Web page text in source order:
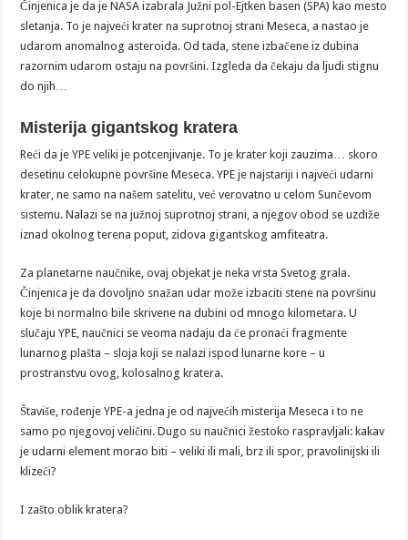
Činjenica je da je NASA izabrala Južni pol-Ejtken basen (SPA) kao mesto
sletanja. To je najveći krater na suprotnoj strani Meseca, a nastao je
udarom anomalnog asteroida. Od tada, stene izbačene iz dubina
razornim udarom ostaju na površini. Izgleda da čekaju da ljudi stignu
do njih…
Misterija gigantskog kratera
Reći da je YPE veliki je potcenjivanje. To je krater koji zauzima… skoro
desetinu celokupne površine Meseca. YPE je najstariji i najveći udarni
krater, ne samo na našem satelitu, već verovatno u celom Sunčevom
sistemu. Nalazi se na južnoj suprotnoj strani, a njegov obod se uzdiže
iznad okolnog terena poput, zidova gigantskog amfiteatra.
Za planetarne naučnike, ovaj objekat je neka vrsta Svetog grala.
Činjenica je da dovoljno snažan udar može izbaciti stene na površinu
koje bi normalno bile skrivene na dubini od mnogo kilometara. U
slučaju YPE, naučnici se veoma nadaju da će pronaći fragmente
lunarnog plašta – sloja koji se nalazi ispod lunarne kore – u
prostranstvu ovog, kolosalnog kratera.
Štaviše, rođenje YPE-a jedna je od najvećih misterija Meseca i to ne
samo po njegovoj veličini. Dugo su naučnici žestoko raspravljali: kakav
je udarni element morao biti – veliki ili mali, brz ili spor, pravolinijski ili
klizeći?
I zašto oblik kratera?